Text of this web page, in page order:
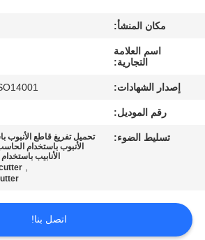
مراقبة
الجودة
حالات
مكان المنشأ:
اسم العلامة
التجارية:
إصدار الشهادات:
رقم الموديل:
تسليط الضوء:
تحميل تفريغ قاطع الأنبوب
الأنبوب باستخدام
الأنابيب
,
اتصل بنا!